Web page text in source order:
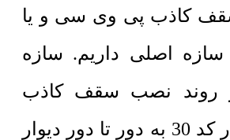
کاذب پی وی سی و یا
اصلی داریم. سازه
روند نصب سقف کاذب
PVC روکشدار کد 30 به دور تا دور دیوار